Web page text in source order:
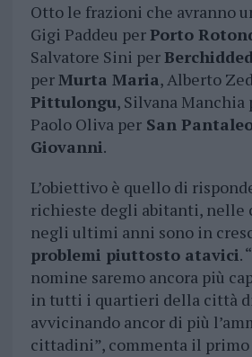
Otto le frazioni che avranno
Gigi Paddeu perPorto
Salvatore Sini per
perMurta Maria, Alberto
Pittulongu, Silvana Manchia
Paolo Oliva perSan
Giovanni.
L’obiettivo è quello di
richieste degli abitanti, nelle
negli ultimi anni sono in
problemi piuttosto atavici.
nomine saremo ancora più
in tutti i quartieri della città
avvicinando ancor di più
cittadini”, commenta il